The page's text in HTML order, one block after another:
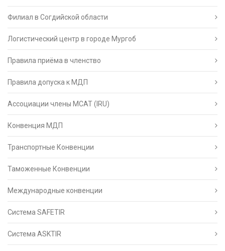
Филиал в Согдийской области
Логистический центр в городе Мургоб
Правила приёма в членство
Правила допуска к МДП
Ассоциации члены МСАТ (IRU)
Конвенция МДП
Транспортные Конвенции
Таможенные Конвенции
Международные конвенции
Система SAFETIR
Система ASKTIR